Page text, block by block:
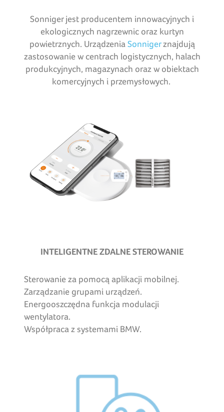
Sonniger jest producentem innowacyjnych i
ekologicznych nagrzewnic oraz kurtyn
powietrznych. Urządzenia Sonnigerznajdują
zastosowanie w centrach logistycznych, halach
produkcyjnych, magazynach oraz w obiektach
komercyjnych i przemysłowych.
INTELIGENTNE ZDALNE STEROWANIE
Sterowanie za pomocą aplikacji mobilnej.
Zarządzanie grupami urządzeń.
Energooszczędna funkcja modulacji
wentylatora.
Współpraca z systemami BMW.